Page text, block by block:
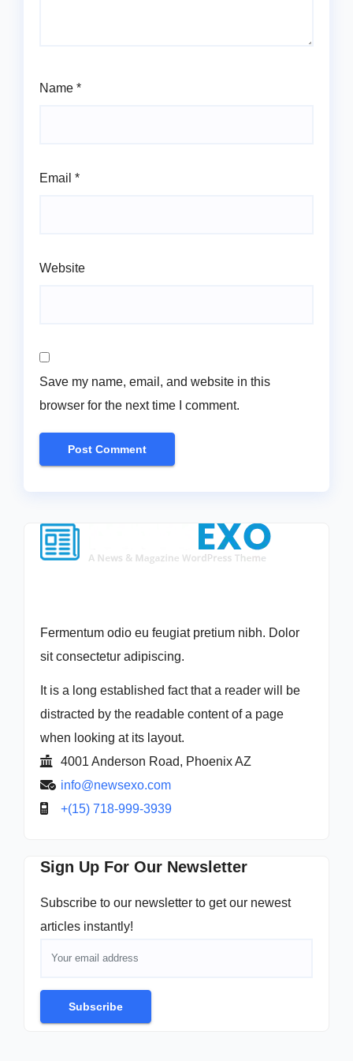
Name *
Email *
Website
Save my name, email, and website in this
browser for the next time I comment.
Fermentum odio eu feugiat pretium nibh. Dolor
sit consectetur adipiscing.
It is a long established fact that a reader will be
distracted by the readable content of a page
when looking at its layout.
4001 Anderson Road, Phoenix AZ
info@newsexo.com
+(15) 718-999-3939
Sign Up For Our Newsletter
Subscribe to our newsletter to get our newest
articles instantly!
Subscribe